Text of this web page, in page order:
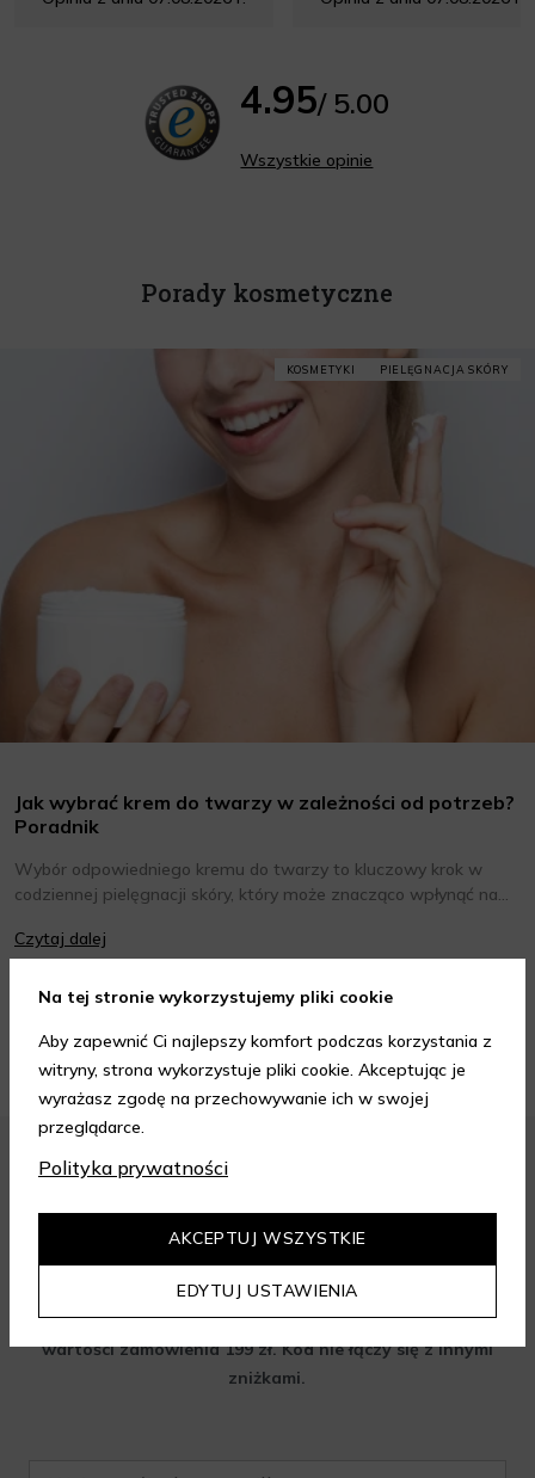
4.95/ 5.00
Wszystkie opinie
Porady kosmetyczne
KOSMETYKI PIELĘGNACJA SKÓRY
Jak wybrać krem do twarzy w zależności od potrzeb?
Poradnik
Wybór odpowiedniego kremu do twarzy to kluczowy krok w
codziennej pielęgnacji skóry, który może znacząco wpłynąć na
oraz wiedzieć, jak dopasować je do potrzeb własnej skóry.
krem do twarzy.
Czytaj dalej
Zapisz się do newslettera i odbierz
rabat na aelia.pl:
-15% na cały nieprzeceniony asortyment przy minimalnej
wartości zamówienia 199 zł. Kod nie łączy się z innymi
zniżkami.
Na tej stronie wykorzystujemy pliki cookie
Aby zapewnić Ci najlepszy komfort podczas korzystania z
witryny, strona wykorzystuje pliki cookie. Akceptując je
wyrażasz zgodę na przechowywanie ich w swojej
przeglądarce.
Polityka prywatności
EDYTUJ USTAWIENIA
AKCEPTUJ WSZYSTKIE